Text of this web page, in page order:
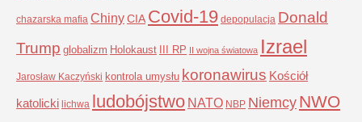
chazarska mafia ChinyCIA Covid-19 depopulacja Donald
Trump globalizm Holokaust III RP II wojna światowa Izrael
Jarosław Kaczyński kontrola umysłu koronawirus Kościół
katolicki lichwa ludobójstwo NATO NBP NiemcyNWO